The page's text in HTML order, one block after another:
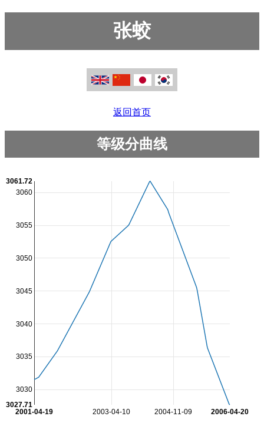
张蛟
返回首页
等级分曲线
2003-04-10 2004-11-09
2001-04-19 2006-04-20
3030
3035
3040
3045
3050
3055
3060
3027.71
3061.72